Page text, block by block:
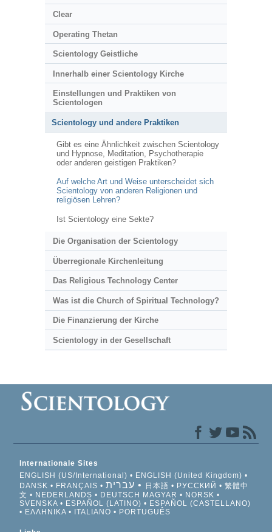
Clear
Operating Thetan
Scientology Geistliche
Innerhalb einer Scientology Kirche
Einstellungen und Praktiken von
Scientologen
Scientology und andere Praktiken
Gibt es eine Ähnlichkeit zwischen Scientology
und Hypnose, Meditation, Psychotherapie
oder anderen geistigen Praktiken?
Auf welche Art und Weise unterscheidet sich
Scientology von anderen Religionen und
religiösen Lehren?
Ist Scientology eine Sekte?
Die Organisation der Scientology
Überregionale Kirchenleitung
Das Religious Technology Center
Was ist die Church of Spiritual Technology?
Die Finanzierung der Kirche
Scientology in der Gesellschaft
Internationale Sites
ENGLISH (US/International)
ENGLISH (United Kingdom)
DANSK
FRANÇAIS עברית 日本語 РУССКИЙ
繁體中
文
NEDERLANDS DEUTSCH MAGYAR
NORSK
SVENSKA
ESPAÑOL (LATINO)
ESPAÑOL (CASTELLANO)
ΕΛΛΗΝΙΚA
ITALIANO PORTUGUÊS